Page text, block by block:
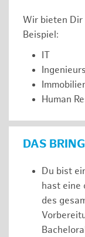
Wir bieten Dir
Beispiel:
IT
Human
DAS
Du bist
hast eine
des